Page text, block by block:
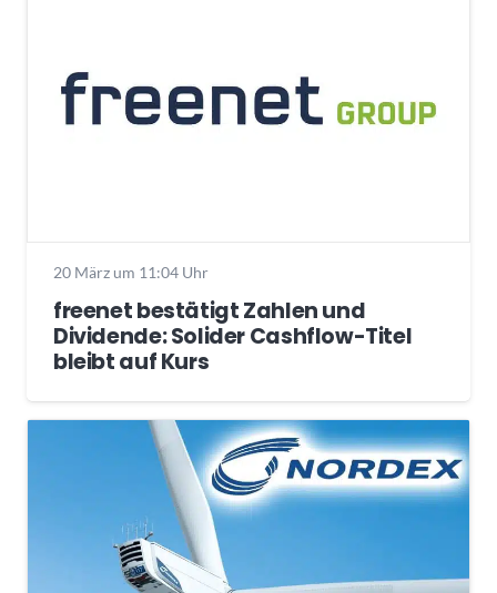
20 März um 11:04 Uhr
freenet bestätigt Zahlen und
Dividende: Solider Cashflow-Titel
bleibt auf Kurs